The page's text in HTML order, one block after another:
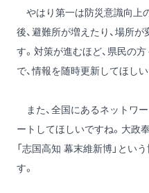
やはり第一は防災意識向上
後、避難所が増えたり、場所
す。対策が進むほど、県民の
で、情報を随時更新してほしい
また、全国にあるネットワ
ートしてほしいですね。大政
「志国高知 幕末維新博」とい
す。